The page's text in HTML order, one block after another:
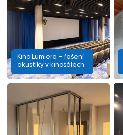
Kino Lumiere – řešení
akustiky v kinosálech